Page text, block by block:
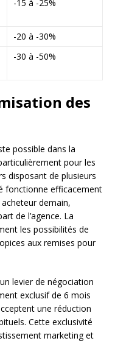
-15 à -25%
-20 à -30%
-30 à -50%
des
possible dans la
pour les
disposant de plusieurs
fonctionne efficacement
demain,
de l’agence. La
les possibilités de
aux remises pour
levier de négociation
exclusif de 6 mois
une réduction
Cette exclusivité
marketing et